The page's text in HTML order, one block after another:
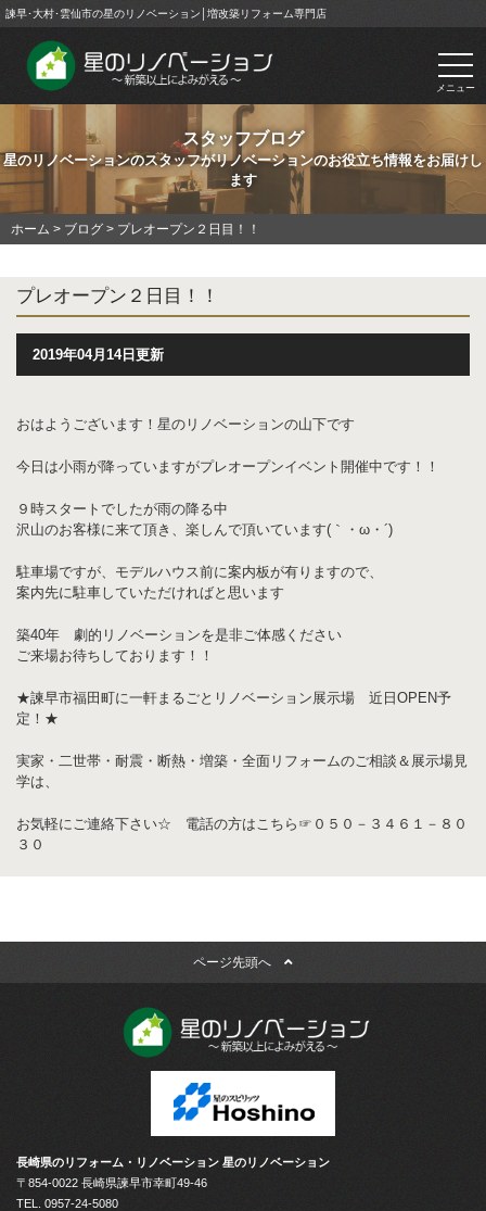
諫早･大村･雲仙市の星のリノベーション│増改築リフォーム専門店
メニュー
スタッフブログ
星のリノベーションのスタッフがリノベーションのお役立ち情報をお届けし
ます
ホーム > ブログ > プレオープン２日目！！
プレオープン２日目！！
2019年04月14日更新
おはようございます！星のリノベーションの山下です
今日は小雨が降っていますがプレオープンイベント開催中です！！
９時スタートでしたが雨の降る中
沢山のお客様に来て頂き、楽しんで頂いています(｀・ω・´)
駐車場ですが、モデルハウス前に案内板が有りますので、
案内先に駐車していただければと思います
築40年 劇的リノベーションを是非ご体感ください
ご来場お待ちしております！！
★諫早市福田町に一軒まるごとリノベーション展示場 近日OPEN予
定！★
実家・二世帯・耐震・断熱・増築・全面リフォームのご相談＆展示場見
学は、
お気軽にご連絡下さい☆ 電話の方はこちら☞０５０－３４６１－８０
３０
ページ先頭へ
長崎県のリフォーム・リノベーション 星のリノベーション
〒854-0022 長崎県諫早市幸町49-46
TEL. 0957-24-5080